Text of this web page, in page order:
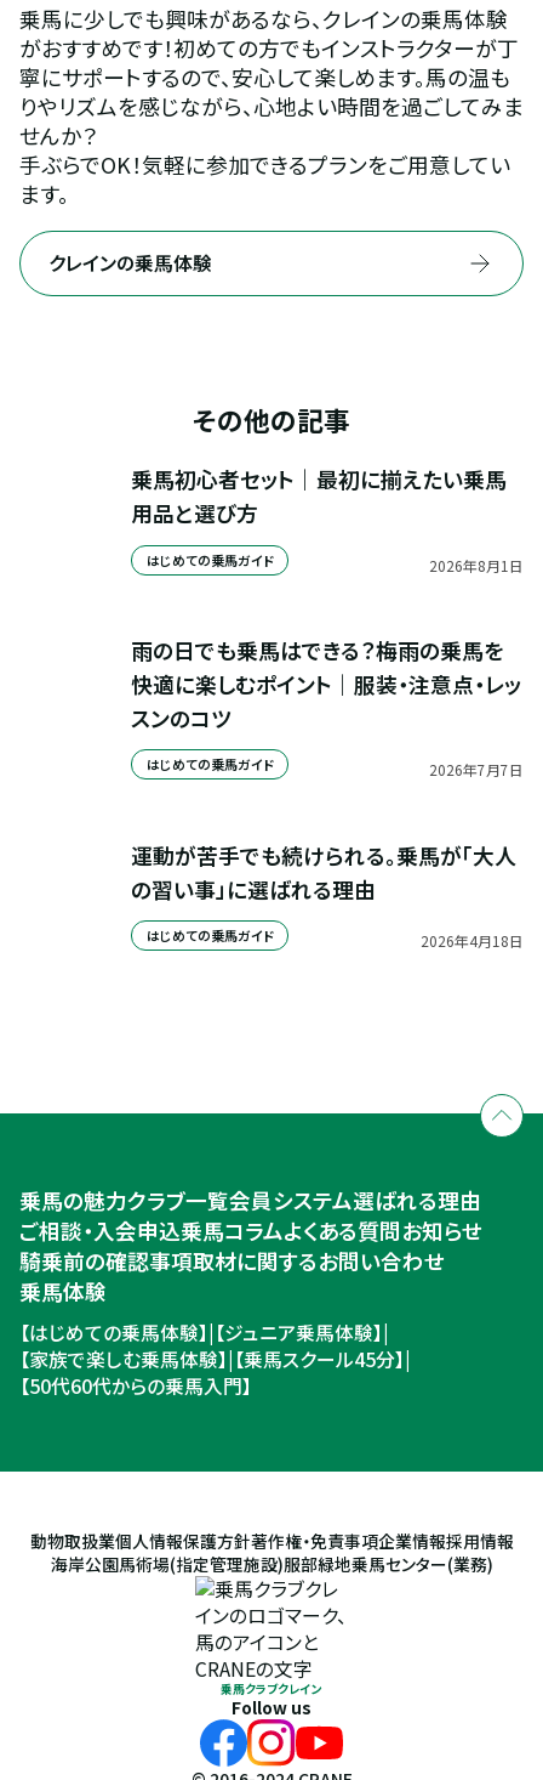
乗馬に少しでも興味があるなら、クレインの乗馬体験
がおすすめです！初めての方でもインストラクターが丁
寧にサポートするので、安心して楽しめます。馬の温も
りやリズムを感じながら、心地よい時間を過ごしてみま
せんか？
手ぶらでOK！気軽に参加できるプランをご用意してい
ます。
クレインの乗馬体験
その他の記事
乗馬初心者セット｜最初に揃えたい乗馬
用品と選び方
はじめての乗馬ガイド 2026年8月1 日
雨の日でも乗馬はできる？梅雨の乗馬を
快適に楽しむポイント｜服装・注意点・レッ
スンのコツ
はじめての乗馬ガイド 2026年7月7日
運動が苦手でも続けられる。乗馬が「大人
の習い事」に選ばれる理由
はじめての乗馬ガイド 2026年4月18日
入会のご相談・申込
ご相談・入会申込
乗馬の魅力クラブ一覧会員システム選ばれる理由
ご相談・入会申込乗馬コラムよくある質問お知らせ
騎乗前の確認事項取材に関するお問い合わせ
乗馬体験
【はじめての乗馬体験】| 【ジュニア乗馬体験】|
【家族で楽しむ乗馬体験】| 【乗馬スクール45分】|
【50代60代からの乗馬入門】
動物取扱業個人情報保護方針著作権・免責事項企業情報採用情報
海岸公園馬術場(指定管理施設)服部緑地乗馬センター(業務)
乗馬クラブクレイン
Follow us